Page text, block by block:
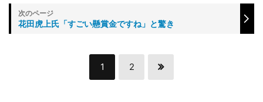
花田虎上氏「すごい懸賞金ですね」と驚き
1 2